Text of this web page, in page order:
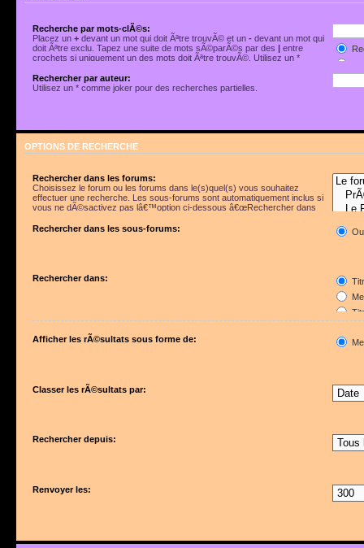
Recherche par mots-clÃ©s:
Placez un+ devant un mot qui doit Ãªtre trouvÃ© et un- devant un mot qui
doit Ãªtre exclu. Tapez une suite de mots sÃ©parÃ©s par des| entre
crochets si uniquement un des mots doit Ãªtre trouvÃ©. Utilisez un *
Rechercher par auteur:
Utilisez un * comme joker pour des recherches partielles.
OPTIONS DE RECHERCHE
Rechercher dans les forums:
Choisissez le forum ou les forums dans le(s)quel(s) vous souhaitez
effectuer une recherche. Les sous-forums sont automatiquement inclus si
vous ne dÃ©sactivez pas lâ€™option ci-dessous â€œRechercher dans
Rechercher dans les sous-forums:
Rechercher dans:
Afficher les rÃ©sultats sous forme de:
Classer les rÃ©sultats par:
Rechercher depuis:
Renvoyer les: